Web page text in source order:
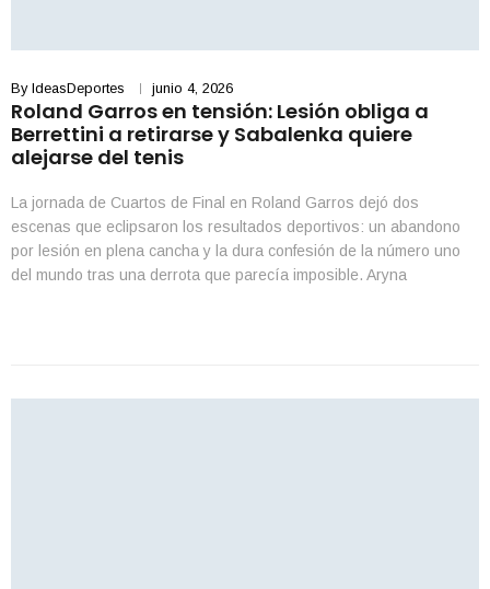
By IdeasDeportes junio 4, 2026
Roland Garros en tensión: Lesión obliga a
Berrettini a retirarse y Sabalenka quiere
alejarse del tenis
La jornada de Cuartos de Final en Roland Garros dejó dos
escenas que eclipsaron los resultados deportivos: un abandono
por lesión en plena cancha y la dura confesión de la número uno
del mundo tras una derrota que parecía imposible. Aryna